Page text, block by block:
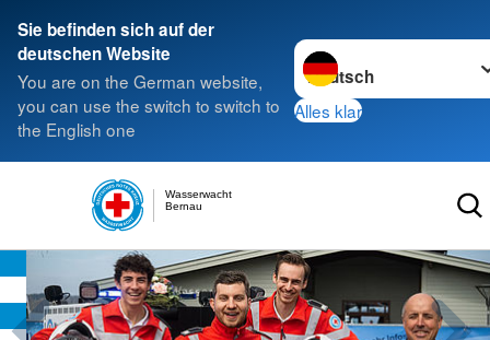
Sie befinden sich auf der
deutschen Website
You are on the German website,
you can use the switch to switch to
the English one
Sprache wechseln zu
Alles klar
Bernau
Wasserwacht